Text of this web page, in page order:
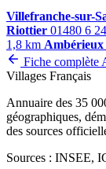
Villefranche-sur-
Riottier 01480 6
1,8 km Ambérieux
Fiche complète
Villages Français
Annuaire des 35
géographiques,
des sources
Sources : INSEE,